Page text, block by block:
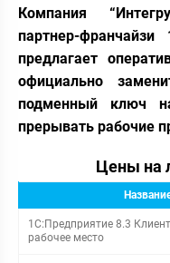
Компания
партнер-франчайзи
предлагает
официально
подменный ключ
прерывать рабочие
Цены на
1С:Предприятие 8.3
рабочее место